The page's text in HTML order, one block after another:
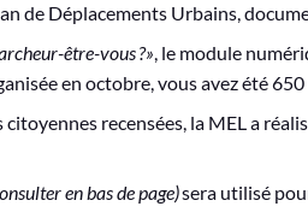
de Déplacements Urbains,
être-vous ?», le module
en octobre, vous avez été
recensées, la MEL a
en bas de page)sera utilisé